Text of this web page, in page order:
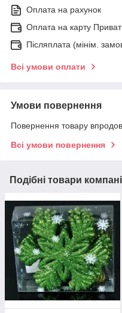
Оплата на рахунок
Оплата на карту
Післяплата (мінім.
Всі умови оплати
Умови повернення
Повернення товару
Всі умови повернення
Подібні товари